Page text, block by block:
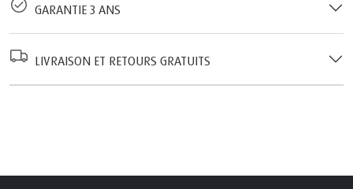
GARANTIE 3 ANS
LIVRAISON ET RETOURS GRATUITS